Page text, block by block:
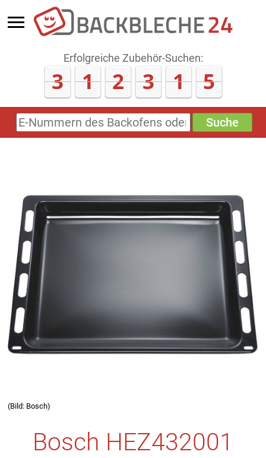
Erfolgreiche Zubehör-Suchen:
3 1 2 3 1 6
E-
Nummern
Suche
(Bild: Bosch)
Bosch HEZ432001